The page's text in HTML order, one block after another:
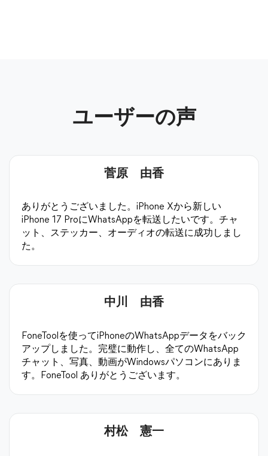
ユーザーの声
菅原 由香
ありがとうございました。iPhone Xから新しい
iPhone 17 ProにWhatsAppを転送したいです。チャ
ット、ステッカー、オーディオの転送に成功しまし
た。
中川 由香
FoneToolを使ってiPhoneのWhatsAppデータをバック
アップしました。完璧に動作し、全てのWhatsApp
チャット、写真、動画がWindowsパソコンにありま
す。FoneTool ありがとうございます。
村松 憲一